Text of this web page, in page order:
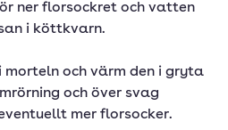
ner florsockret och vatten
i köttkvarn.
morteln och värm den i gryta
och över svag
mer florsocker.